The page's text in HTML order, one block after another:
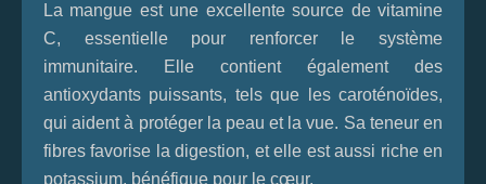
La mangue est une excellente source de vitamine
C, essentielle pour renforcer le système
immunitaire. Elle contient également des
antioxydants puissants, tels que les caroténoïdes,
qui aident à protéger la peau et la vue. Sa teneur en
fibres favorise la digestion, et elle est aussi riche en
potassium, bénéfique pour le cœur.